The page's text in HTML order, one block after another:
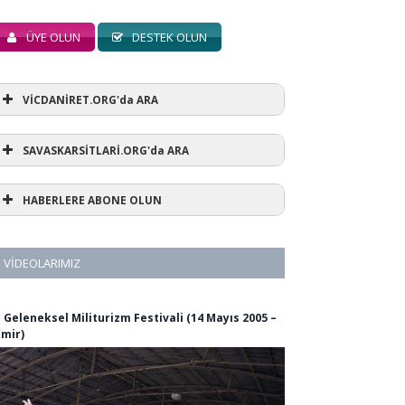
ÜYE OLUN DESTEK OLUN
VİCDANİRET.ORG'da ARA
SAVASKARSİTLARİ.ORG'da ARA
HABERLERE ABONE OLUN
VIDEOLARIMIZ
Geleneksel Militurizm Festivali (14 Mayıs 2005 –